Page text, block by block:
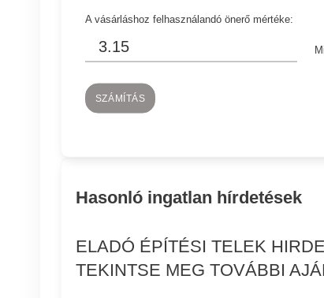
A vásárláshoz felhasználandó önerő mértéke:
SZÁMÍTÁS
Hasonló ingatlan hírdetések
ELADÓ ÉPÍTÉSI TELEK
TEKINTSE MEG TOVÁBBI